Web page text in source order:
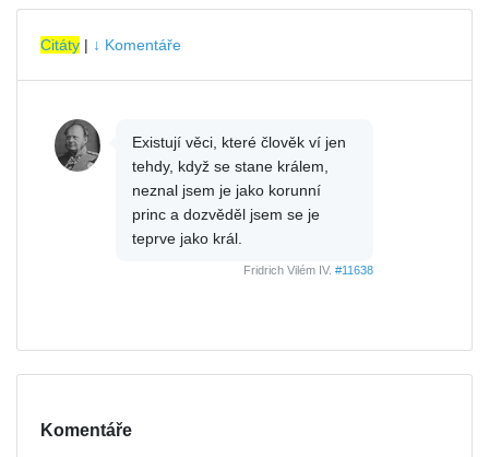
Citáty | ↓ Komentáře
Existují věci, které člověk ví jen
tehdy, když se stane králem,
neznal jsem je jako korunní
princ a dozvěděl jsem se je
teprve jako král.
Fridrich Vilém IV. #11638
Komentáře